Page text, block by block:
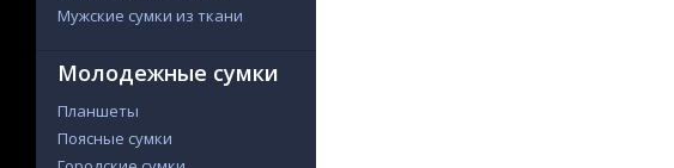
Мужские сумки из ткани
Молодежные сумки
Планшеты
Поясные сумки